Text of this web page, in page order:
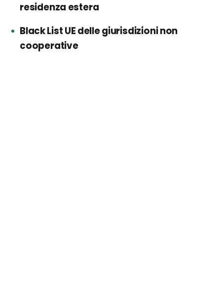
residenza estera
Black List UE delle giurisdizioni non
cooperative